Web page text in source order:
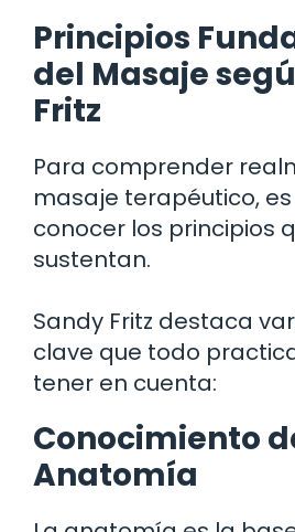
Principios
del Masaje
Fritz
Para comprender
masaje terapéutico,
conocer los principios
sustentan.
Sandy Fritz destaca
clave que todo
tener en cuenta:
Conocimiento
Anatomía